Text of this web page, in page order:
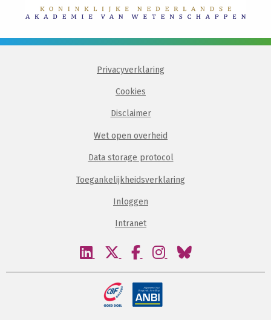
Privacyverklaring
Cookies
Disclaimer
Wet open overheid
Data storage protocol
Toegankelijkheidsverklaring
Inloggen
Intranet
Bezoek
linkedin
Bezoek
twitter
Bezoek
facebook
Bezoek
instagram
Bezoek